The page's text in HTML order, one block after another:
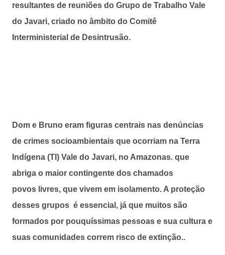
resultantes de reuniões do Grupo de Trabalho Vale
do Javari, criado no âmbito do Comitê
Interministerial de Desintrusão.
Dom e Bruno eram figuras centrais nas denúncias
de crimes socioambientais que ocorriam na Terra
Indígena (TI) Vale do Javari, no Amazonas. que
abriga o maior contingente dos chamados
povos livres, que vivem em isolamento. A proteção
desses grupos é essencial, já que muitos são
formados por pouquíssimas pessoas e sua cultura e
suas comunidades correm risco de extinção..